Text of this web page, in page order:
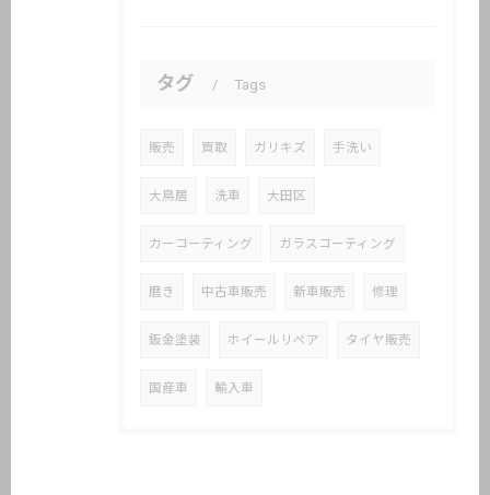
タグ Tags
販売 買取 ガリキズ 手洗い
大鳥居 洗車 大田区
カーコーティング ガラスコーティング
磨き 中古車販売 新車販売 修理
鈑金塗装 ホイールリペア タイヤ販売
国産車 輸入車